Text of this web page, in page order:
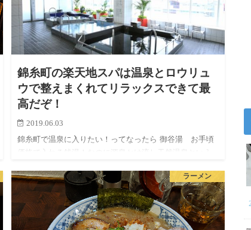
錦糸町の楽天地スパは温泉とロウリュ
ウで整えまくれてリラックスできて最
高だぞ！
2019.06.03
錦糸町で温泉に入りたい！ってなったら 御谷湯 お手頃
手軽ではあるんですが、アクセスが悪いという点が難
点。近所じゃないと…
ラーメン